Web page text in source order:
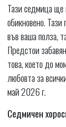
Тази седмица ще
обикновено.
във ваша полза,
Предстои
това, което до
любовта за
май 2026 г.
Седмичен